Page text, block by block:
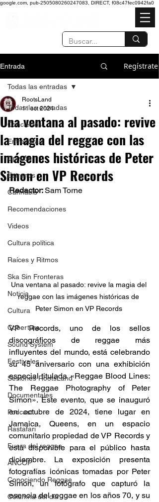
google.com, pub-2505080260247083, DIRECT, f08c47fec0942fa0
Entrada Regístrate
Todas las entradas
Conciertos
Entrevistas
Opinión
Estrenos
Cannabis
Recomendaciones
Videos
Cultura política
Raíces y Ritmos
Ska Sin Fronteras
Noticia
Cultura
Cobertura
Sound System
Festivales
Sesiones RootsLand
Documentales
Podcast
Rastafari
Fuera del reggae
ANCOP
Conociendo Reggae
Columna del día
Todas las entradas
Una ventana al pasado: revive
la magia del reggae con las
imágenes históricas de Peter
Simon en VP Records
RootsLand
11 oct 2024
Redactor: Sam Torne
Una ventana al pasado: revive la magia del
reggae con las imágenes históricas de
Peter Simon en VP Records
VP Records, uno de los sellos
discográficos de reggae más
influyentes del mundo, está celebrando
su 45 aniversario con una exhibición
especial titulada «Reggae Blood Lines:
The Reggae Photography of Peter
Simon». Este evento, que se inauguró
en octubre de 2024, tiene lugar en
Jamaica, Queens, en un espacio
comunitario propiedad de VP Records y
está disponible para el público hasta
diciembre. La exposición presenta
fotografías icónicas tomadas por Peter
Simon, un fotógrafo que capturó la
esencia del reggae en los años 70, y su